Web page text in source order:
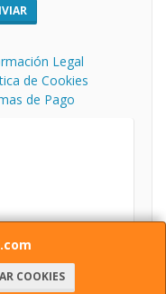
COOKIES
Legal
de Cookies
de Pago